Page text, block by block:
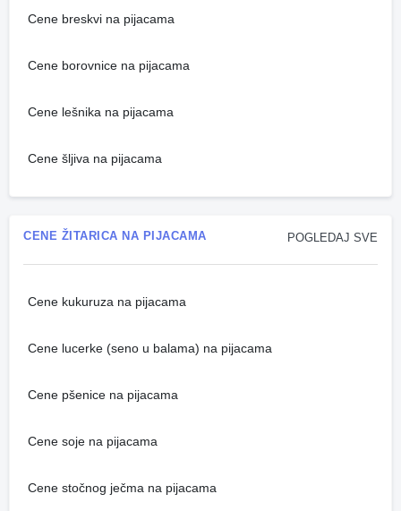
Cene breskvi na pijacama
Cene borovnice na pijacama
Cene lešnika na pijacama
Cene šljiva na pijacama
POGLEDAJ SVE
CENE ŽITARICA NA PIJACAMA
Cene kukuruza na pijacama
Cene lucerke (seno u balama) na pijacama
Cene pšenice na pijacama
Cene soje na pijacama
Cene stočnog ječma na pijacama